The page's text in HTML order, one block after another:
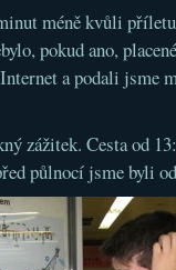
méně kvůli
pokud ano,
a podali jsme
zážitek. Cesta od
půlnocí jsme byli